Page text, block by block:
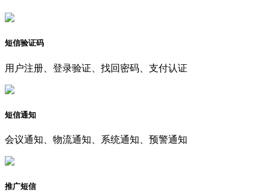
短信验证码
用户注册、登录验证、找回密码、支付认证
短信通知
会议通知、物流通知、系统通知、预警通知
推广短信